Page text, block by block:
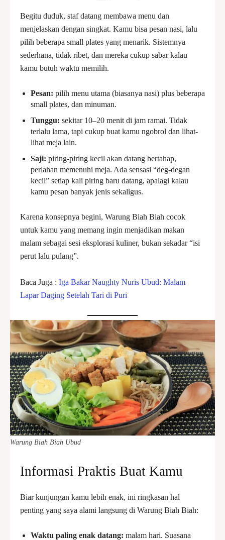
Begitu duduk, staf datang membawa menu dan
menjelaskan dengan singkat. Kamu bisa pesan nasi, lalu
pilih beberapa small plates yang menarik. Sistemnya
sederhana, tidak ribet, dan mereka cukup sabar kalau
kamu butuh waktu memilih.
Pesan: pilih menu utama (biasanya nasi) plus beberapa
small plates, dan minuman.
Tunggu: sekitar 10–20 menit di jam ramai. Tidak
terlalu lama, tapi cukup buat kamu ngobrol dan lihat-
lihat meja lain.
Saji: piring-piring kecil akan datang bertahap,
perlahan memenuhi meja. Ada sensasi “deg-degan
kecil” setiap kali piring baru datang, apalagi kalau
kamu pesan banyak jenis sekaligus.
Karena konsepnya begini, Warung Biah Biah cocok
untuk kamu yang memang ingin menjadikan makan
malam sebagai sesi eksplorasi kuliner, bukan sekadar “isi
perut lalu pulang”.
Baca Juga : Iga Bakar Naughty Nuris Ubud: Malam
Lapar Daging Setelah Tari di Puri
Warung Biah Biah Ubud
Informasi Praktis Buat Kamu
Biar kunjungan kamu lebih enak, ini ringkasan hal
penting yang saya alami langsung di Warung Biah Biah:
Waktu paling enak datang: malam hari. Suasana